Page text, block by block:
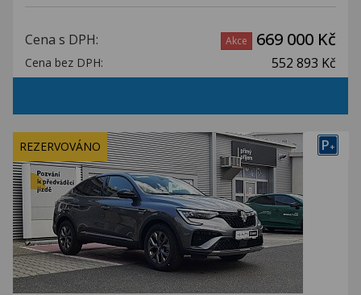
Cena s DPH: Akce 669 000 Kč
Cena bez DPH: 552 893 Kč
P+
REZERVOVÁNO